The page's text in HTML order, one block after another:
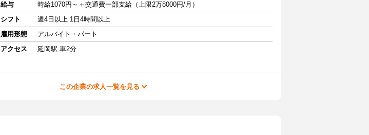
給与
時給1070円～＋交通費一部支給（上限2万8000円/月）
シフト
週4日以上 1日4時間以上
雇用形態
アルバイト・パート
アクセス
延岡駅 車2分
この企業の求人一覧を見る